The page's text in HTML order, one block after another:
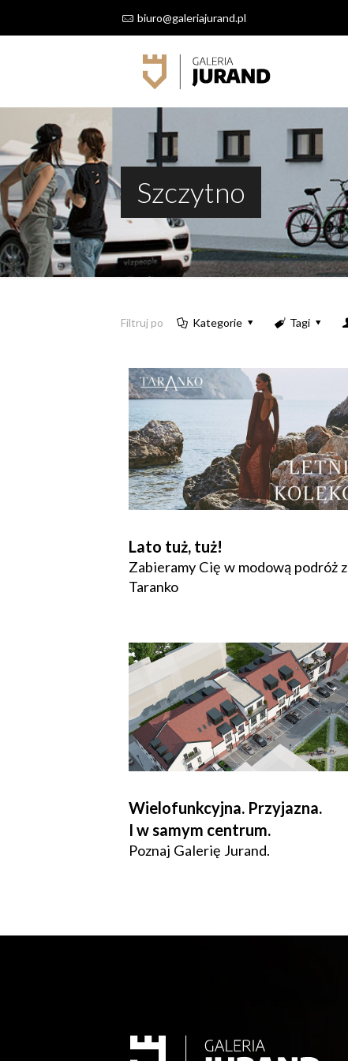
biuro@galeriajurand.pl
Szczytno
Filtruj po Kategorie Tagi
Lato tuż, tuż!
Zabieramy Cię w modową podróż z
Taranko
Wielofunkcyjna. Przyjazna.
I w samym centrum.
Poznaj Galerię Jurand.